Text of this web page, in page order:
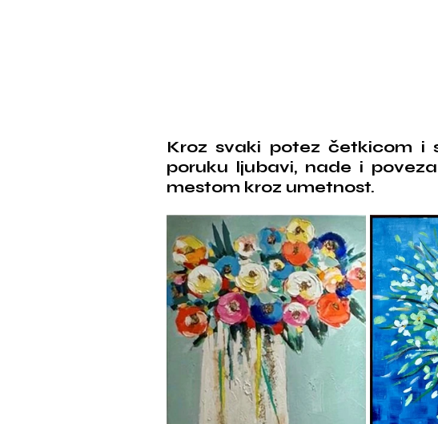
Kroz svaki potez četkicom i
poruku ljubavi, nade i
mestom kroz umetnost.